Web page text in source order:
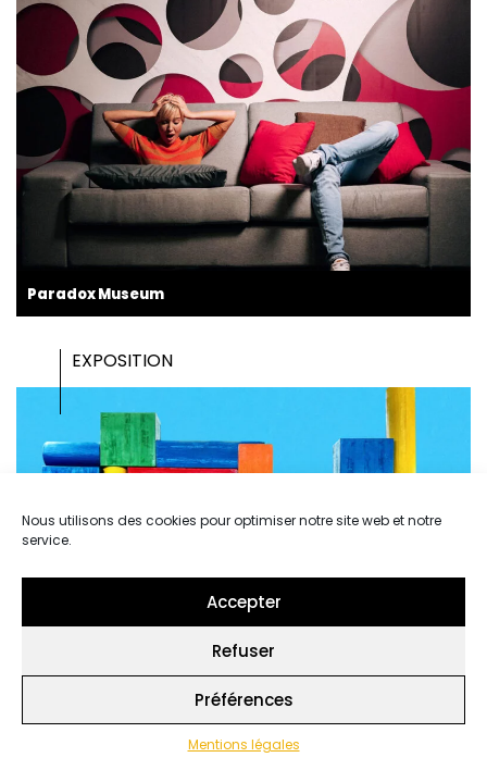
Nous utilisons des cookies pour optimiser notre site web et notre
service.
Accepter
Refuser
Préférences
Mentions légales
Paradox Museum
EXPOSITION